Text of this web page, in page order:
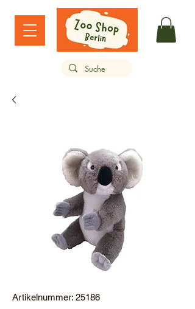
Artikelnummer: 25186